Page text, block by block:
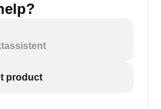
product